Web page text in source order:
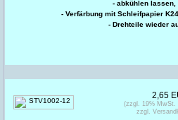
- abkühlen lassen,
- Verfärbung mit Schleifpapier
- Drehteile wieder
2,65
(zzgl. 19% MwSt.
zzgl.